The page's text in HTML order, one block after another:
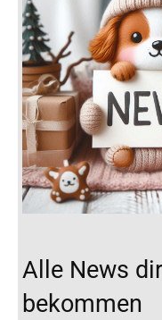
Alle News
bekommen